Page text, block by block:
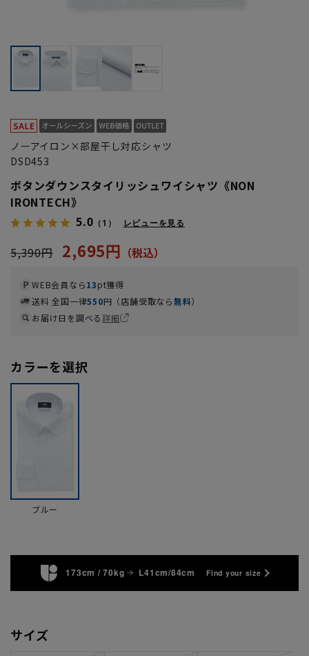
ノーアイロン×部屋干し対応シャツ
DSD453
ボタンダウンスタイリッシュワイシャツ《NON
IRONTECH》
5.0 （1） レビューを見る
5,390円 2,695円
WEB会員なら13pt獲得
送料 全国一律550円（店舗受取なら無料）
お届け日を調べる詳細
カラーを選択
ブルー
173cm / 70kg L41cm/84cm Find your size
サイズ